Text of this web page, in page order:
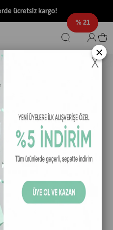
ücretsiz kargo!
21
×